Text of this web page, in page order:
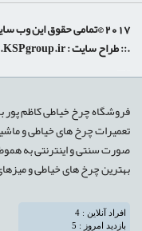
وب سایت محفوظ و متعلق به شیراز ژانومه می باشد.
طراح سایت :
چرخ خیاطی کاظم پور با
چرخ های خیاطی و ماشین
سنتی و اینترنتی به
چرخ های خیاطی و میزهای